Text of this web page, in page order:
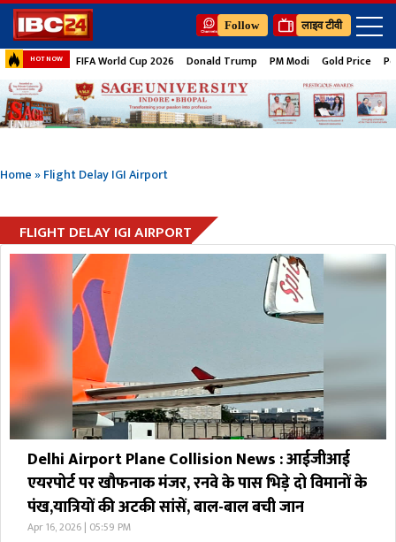
Follow लाइव टीवी
HOT NOW FIFA World Cup 2026 Donald Trump PM Modi Gold Price
Home»Flight Delay IGI Airport
FLIGHT DELAY IGI AIRPORT
Delhi Airport Plane Collision News : आईजीआई
एयरपोर्ट पर खौफनाक मंजर, रनवे के पास भिड़े दो विमानों के
पंख,यात्रियों की अटकी सांसें, बाल-बाल बची जान
Apr 16, 2026 | 05:59 PM